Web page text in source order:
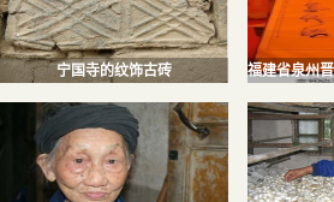
宁国寺的纹饰古砖